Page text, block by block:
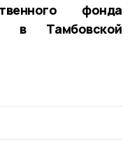
фонда
в Тамбовской